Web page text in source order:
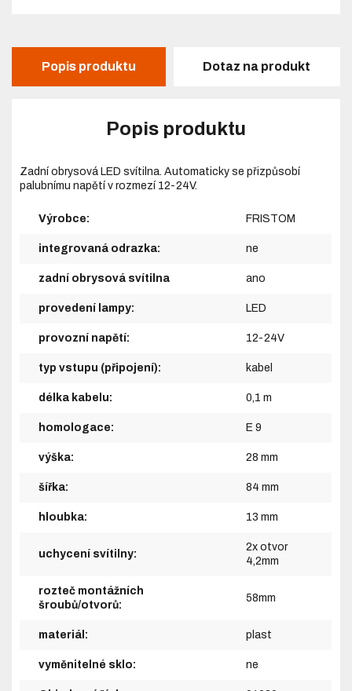
Popis produktu Dotaz na produkt
Popis produktu
Zadní obrysová LED svítilna. Automaticky se přizpůsobí
palubnímu napětí v rozmezí 12-24V.
Výrobce: FRISTOM
integrovaná odrazka: ne
zadní obrysová svítilna ano
provedení lampy: LED
provozní napětí: 12-24V
typ vstupu (připojení): kabel
délka kabelu: 0,1 m
homologace: E 9
výška: 28 mm
šířka: 84 mm
hloubka: 13 mm
uchycení svítilny:
2x otvor
4,2mm
rozteč montážních
šroubů/otvorů:
58mm
materiál: plast
vyměnitelné sklo: ne